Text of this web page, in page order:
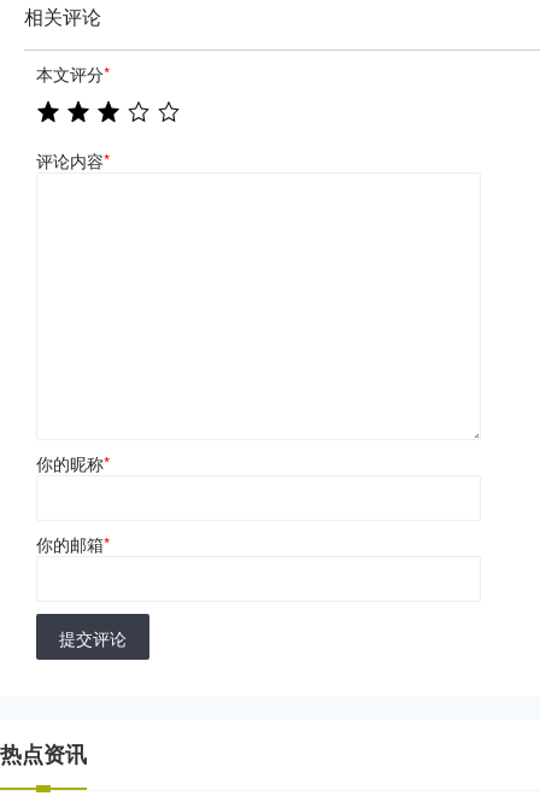
相关评论
本文评分*
评论内容*
你的昵称*
你的邮箱*
提交评论
热点资讯